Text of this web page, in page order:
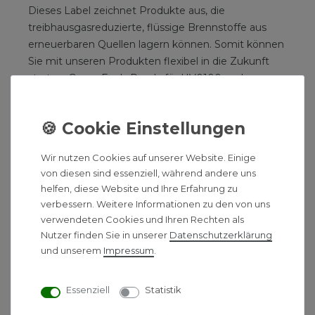
Dieses Label zeichnet Produkte aus, die
treibhausgasreduzierte, flüssige Brennstoffe aus
erneuerbaren Quellen lagern können. Somit können
Sie mit unseren Produkten flexibel in die Zukunft
starten. Green Fuels Ready für HV0100 und
Das TANK IM TANK Kunststoff System hat den
Brandtest bestanden und ist entsprechend
zertifiziert (Brandtest MPA Erwitte).
Wir nutzen Cookies auf unserer Website. Einige
von diesen sind essenziell, während andere uns
helfen, diese Website und Ihre Erfahrung zu
verbessern. Weitere Informationen zu den von uns
verwendeten Cookies und Ihren Rechten als
Nutzer finden Sie in unserer Daten­schutz­erklärung
und unserem Impressum
Essenziell Statistik